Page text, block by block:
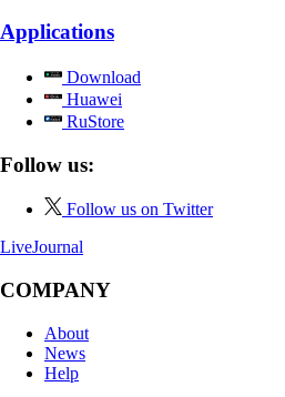
Applications
Download
Huawei
RuStore
Follow us:
Follow us on Twitter
LiveJournal
COMPANY
About
News
Help